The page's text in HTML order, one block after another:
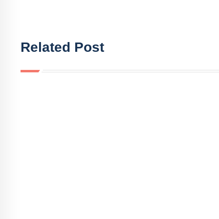
Related Post